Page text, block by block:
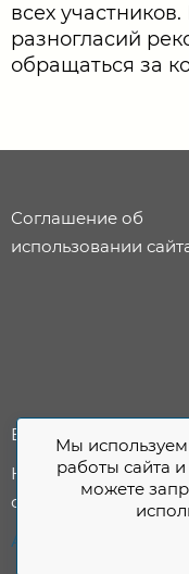
всех
разногласий
обращаться за
Соглашение об
использовании
Банкротство
Юридическое
сопровождение
Арбитраж
Мы
работы сайта
можете